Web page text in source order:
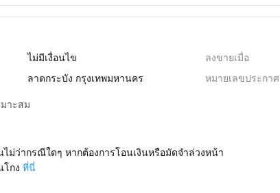
ไม่มีเงื่อนไข ลงขายเมื่อ
ลาดกระบัง กรุงเทพมหานคร หมายเลขประกาศ
าะสม
ไม่ว่ากรณีใดๆ หากต้องการโอนเงินหรือมัดจำล่วงหน้า
กง ที่นี่